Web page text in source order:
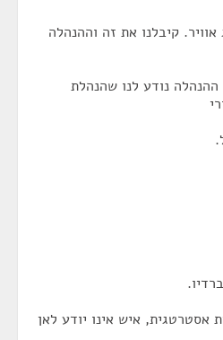
אוויר. קיבלנו את זה וההנהלה
ההנהלה נודע לנו שהנהלת
אסטרטגית, איש אינו יודע לאן